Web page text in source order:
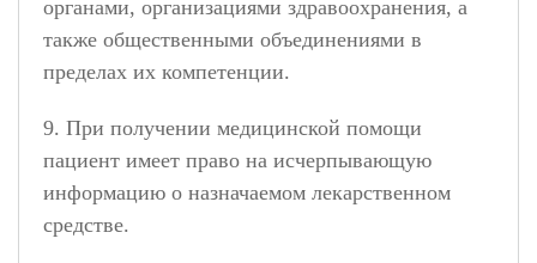
органами, организациями здравоохранения, а
также общественными объединениями в
пределах их компетенции.
9. При получении медицинской помощи
пациент имеет право на исчерпывающую
информацию о назначаемом лекарственном
средстве.